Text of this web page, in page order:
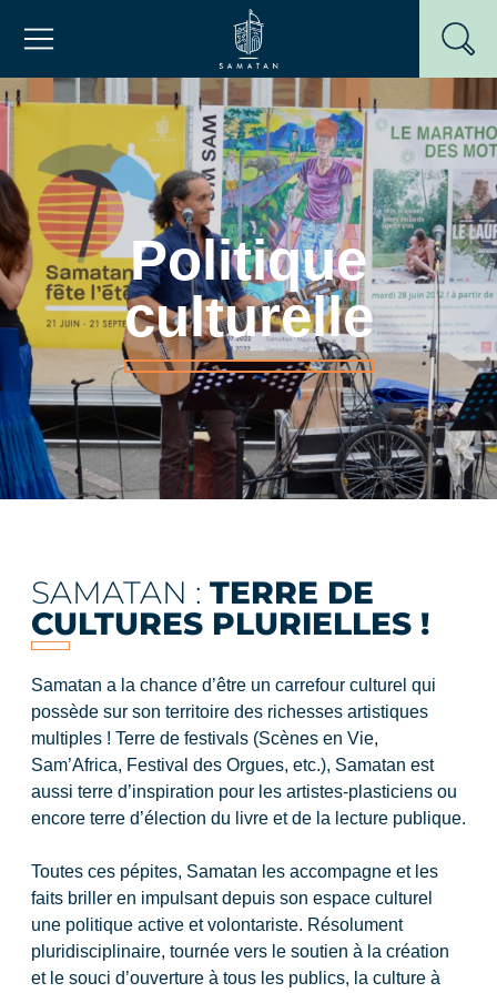
Mairie de Samatan
Politique
culturelle
SAMATAN : TERRE DE
CULTURES PLURIELLES !
Samatan a la chance d’être un carrefour culturel qui
possède sur son territoire des richesses artistiques
multiples ! Terre de festivals (Scènes en Vie,
Sam’Africa, Festival des Orgues, etc.), Samatan est
aussi terre d’inspiration pour les artistes-plasticiens ou
encore terre d’élection du livre et de la lecture publique.
Toutes ces pépites, Samatan les accompagne et les
faits briller en impulsant depuis son espace culturel
une politique active et volontariste. Résolument
pluridisciplinaire, tournée vers le soutien à la création
et le souci d’ouverture à tous les publics, la culture à